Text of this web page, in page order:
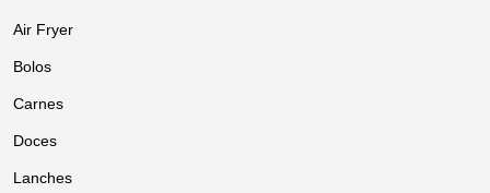
Air Fryer
Bolos
Carnes
Doces
Lanches